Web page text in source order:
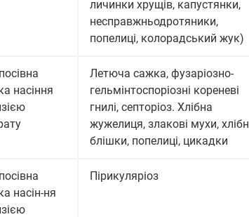
личинки хрущів, капустянки,
несправжньодротяники,
попелиці, колорадський жук)
насіння
Летюча сажка, фузаріозно-
гельмінтоспоріозні кореневі
гнилі, септоріоз. Хлібна
жужелиця, злакові мухи,
блішки, попелиці, цикадки
насін-ня
Пірикуляріоз